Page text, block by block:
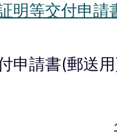
明等交付申
申請書(郵送